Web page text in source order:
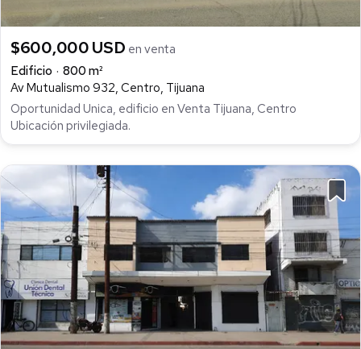
$600,000 USD en venta
Edificio
800 m²
Av Mutualismo 932, Centro, Tijuana
Oportunidad Unica, edificio en Venta Tijuana, Centro
Ubicación privilegiada.